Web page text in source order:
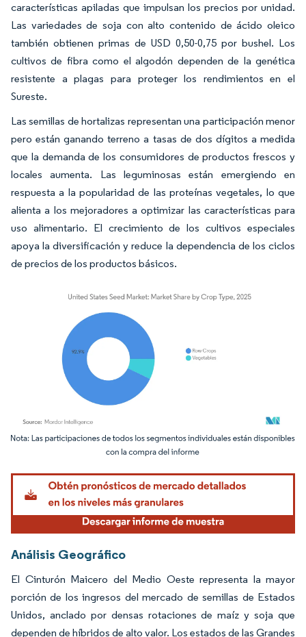
características apiladas que impulsan los precios por unidad.
Las variedades de soja con alto contenido de ácido oleico
también obtienen primas de USD 0,50-0,75 por bushel. Los
cultivos de fibra como el algodón dependen de la genética
resistente a plagas para proteger los rendimientos en el
Sureste.
Las semillas de hortalizas representan una participación menor
pero están ganando terreno a tasas de dos dígitos a medida
que la demanda de los consumidores de productos frescos y
locales aumenta. Las leguminosas están emergiendo en
respuesta a la popularidad de las proteínas vegetales, lo que
alienta a los mejoradores a optimizar las características para
uso alimentario. El crecimiento de los cultivos especiales
apoya la diversificación y reduce la dependencia de los ciclos
de precios de los productos básicos.
Imagen © Mordor Intelligence. El uso requiere atribución según CC BY 4.0.
Análisis Geográfico
El Cinturón Maicero del Medio Oeste representa la mayor
porción de los ingresos del mercado de semillas de Estados
Unidos, anclado por densas rotaciones de maíz y soja que
dependen de híbridos de alto valor. Los estados de las Grandes